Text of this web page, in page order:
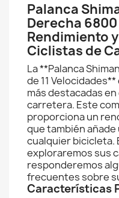
Palanca
Derecha
Rendimiento
Ciclistas de
La **Palanca
de 11
más destacadas
carretera. Este
proporciona un
que también
cualquier bicicleta.
exploraremos sus
responderemos
frecuentes sobre
Características